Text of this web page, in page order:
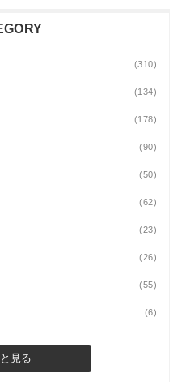
(310)
(134)
(178)
(90)
(50)
(62)
(23)
(26)
(55)
(6)
見る